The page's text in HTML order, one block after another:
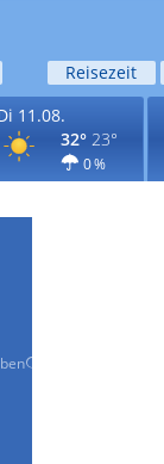
Reisezeit
11.08.
32° 23°
0 %